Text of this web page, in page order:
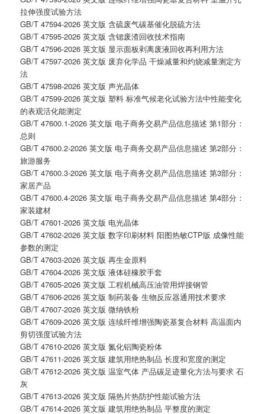
拉伸强度试验方法
GB/T 47594-2026 英文版 含硫废气碳基催化脱硫方法
GB/T 47595-2026 英文版 含锶废渣回收技术指南
GB/T 47596-2026 英文版 显示面板剥离废液回收再利用方法
GB/T 47597-2026 英文版 废弃化学品 干燥减量和灼烧减量测定方
法
GB/T 47598-2026 英文版 声光晶体
GB/T 47599-2026 英文版 塑料 标准气候老化试验方法中性能变化
的表观活化能测定
GB/T 47600.1-2026 英文版 电子商务交易产品信息描述 第1部分：
总则
GB/T 47600.2-2026 英文版 电子商务交易产品信息描述 第2部分：
旅游服务
GB/T 47600.3-2026 英文版 电子商务交易产品信息描述 第3部分：
家居产品
GB/T 47600.4-2026 英文版 电子商务交易产品信息描述 第4部分：
家装建材
GB/T 47601-2026 英文版 电光晶体
GB/T 47602-2026 英文版 数字印刷材料 阳图热敏CTP版 成像性能
参数的测定
GB/T 47603-2026 英文版 再生金原料
GB/T 47604-2026 英文版 液体硅橡胶手套
GB/T 47605-2026 英文版 工程机械高压油管用焊接钢管
GB/T 47606-2026 英文版 制药装备 生物反应器通用技术要求
GB/T 47607-2026 英文版 微纳铁粉
GB/T 47609-2026 英文版 连续纤维增强陶瓷基复合材料 高温面内
剪切强度试验方法
GB/T 47610-2026 英文版 氮化铝陶瓷粉体
GB/T 47611-2026 英文版 建筑用绝热制品 长度和宽度的测定
GB/T 47612-2026 英文版 温室气体 产品碳足迹量化方法与要求 石
灰
GB/T 47613-2026 英文版 隔热片热防护性能试验方法
GB/T 47614-2026 英文版 建筑用绝热制品 平整度的测定